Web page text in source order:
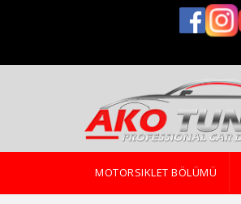
MOTORSIKLET BÖLÜMÜ